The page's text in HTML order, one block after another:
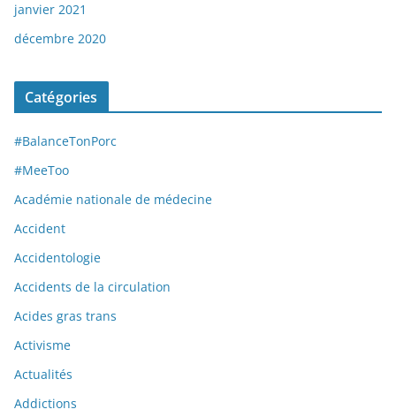
janvier 2021
décembre 2020
Catégories
#BalanceTonPorc
#MeeToo
Académie nationale de médecine
Accident
Accidentologie
Accidents de la circulation
Acides gras trans
Activisme
Actualités
Addictions